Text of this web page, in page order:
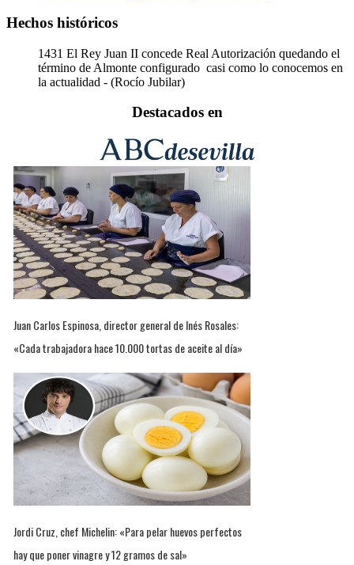
Hechos históricos
1431 El Rey Juan II concede Real Autorización quedando el
término de Almonte configurado casi como lo conocemos en
la actualidad - (Rocío Jubilar)
Destacados en
Juan Carlos Espinosa, director general de Inés Rosales:
«Cada trabajadora hace 10.000 tortas de aceite al día»
Jordi Cruz, chef Michelin: «Para pelar huevos perfectos
hay que poner vinagre y 12 gramos de sal»